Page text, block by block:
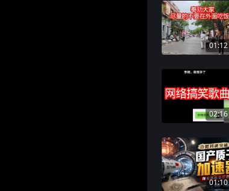
01:12
02:16
01:10